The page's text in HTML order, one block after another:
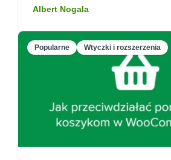
Albert Nogala
Popularne Wtyczki i rozszerzenia